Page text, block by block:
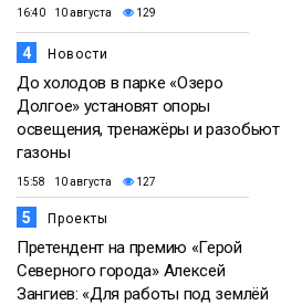
16:40 10 августа 129
4 Новости
До холодов в парке «Озеро
Долгое» установят опоры
освещения, тренажёры и разобьют
газоны
15:58 10 августа 127
5 Проекты
Претендент на премию «Герой
Северного города» Алексей
Зангиев: «Для работы под землёй